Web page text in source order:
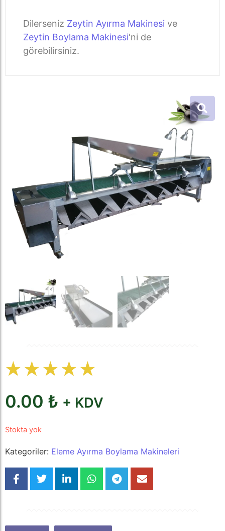
Dilerseniz Zeytin Ayırma Makinesi ve
Zeytin Boylama Makinesi‘ni de
görebilirsiniz.
☆☆☆☆☆
0.00 ₺ + KDV
Stokta yok
Kategoriler: Eleme Ayırma Boylama Makineleri